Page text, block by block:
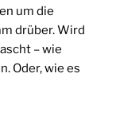
um die
drüber. Wird
– wie
Oder, wie es